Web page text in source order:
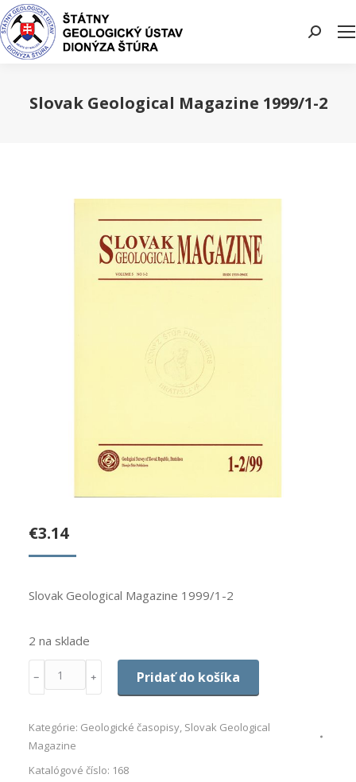
Search:
Slovak Geological Magazine 1999/1-2
€3.14
Slovak Geological Magazine 1999/1-2
2 na sklade
Množstvo
﹣ ﹢ Pridať do košíka
Kategórie: Geologické časopisy, Slovak Geological
Magazine
Katalógové číslo: 168